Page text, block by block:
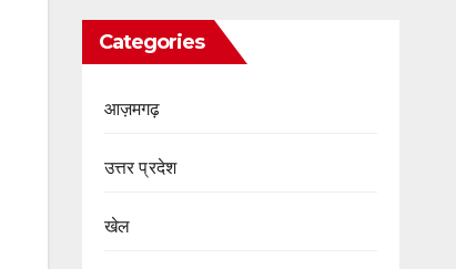
Categories
आज़मगढ़
उत्तर प्रदेश
खेल